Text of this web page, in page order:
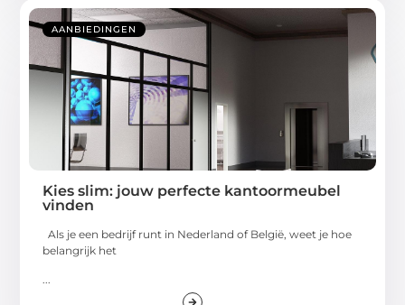
AANBIEDINGEN
Kies slim: jouw perfecte kantoormeubel
vinden
Als je een bedrijf runt in Nederland of België, weet je hoe
belangrijk het
...